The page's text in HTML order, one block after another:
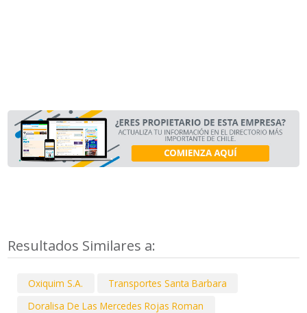
Resultados Similares a:
Oxiquim S.A.
Transportes Santa Barbara
Doralisa De Las Mercedes Rojas Roman